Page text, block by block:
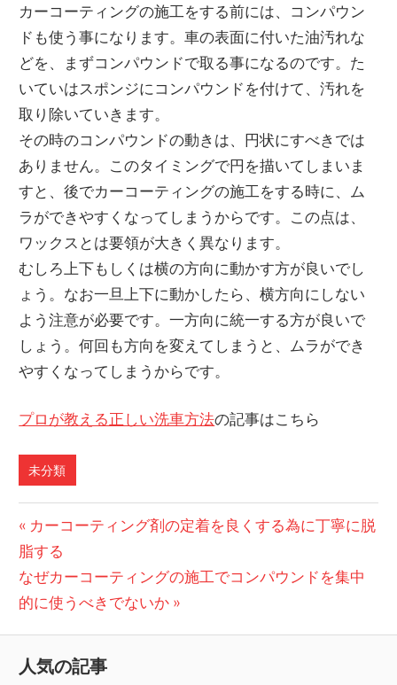
カーコーティングの施工をする前には、コンパウン
ドも使う事になります。車の表面に付いた油汚れな
どを、まずコンパウンドで取る事になるのです。た
いていはスポンジにコンパウンドを付けて、汚れを
取り除いていきます。
その時のコンパウンドの動きは、円状にすべきでは
ありません。このタイミングで円を描いてしまいま
すと、後でカーコーティングの施工をする時に、ム
ラができやすくなってしまうからです。この点は、
ワックスとは要領が大きく異なります。
むしろ上下もしくは横の方向に動かす方が良いでし
ょう。なお一旦上下に動かしたら、横方向にしない
よう注意が必要です。一方向に統一する方が良いで
しょう。何回も方向を変えてしまうと、ムラができ
やすくなってしまうからです。
プロが教える正しい洗車方法の記事はこちら
未分類
投
稿
ナ
ビ
ゲ
前
の
記
事:
カーコーティング剤の定着を良くする為に丁寧に脱
脂する
次
の
事:
なぜカーコーティングの施工でコンパウンドを集中
的に使うべきでないか
人気の記事